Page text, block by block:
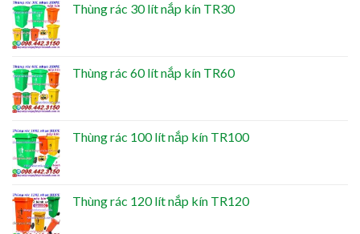
Thùng rác 30 lít nắp kín TR30
Thùng rác 60 lít nắp kín TR60
Thùng rác 100 lít nắp kín TR100
Thùng rác 120 lít nắp kín TR120